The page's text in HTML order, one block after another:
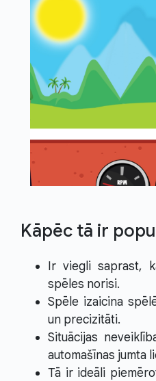
Kāpēc tā ir
Ir viegli saprast,
spēles norisi.
Spēle izaicina
un precizitāti.
Situācijas
automašīnas jumta
Tā ir ideāli